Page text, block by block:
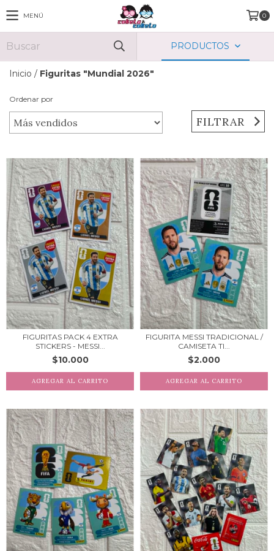
MENÚ 0
PRODUCTOS
Inicio / Figuritas "Mundial 2026"
Ordenar por
FILTRAR
FIGURITAS PACK 4 EXTRA
STICKERS - MESSI...
$10.000
FIGURITA MESSI TRADICIONAL /
CAMISETA TI...
$2.000